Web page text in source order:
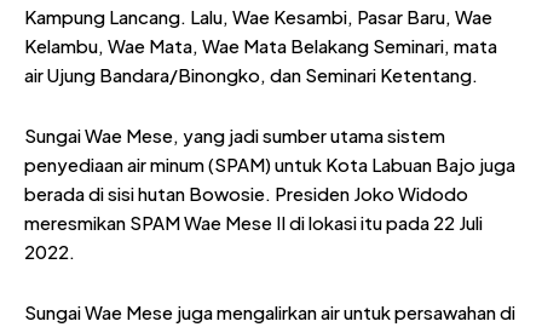
Kampung Lancang. Lalu, Wae Kesambi, Pasar Baru, Wae
Kelambu, Wae Mata, Wae Mata Belakang Seminari, mata
air Ujung Bandara/Binongko, dan Seminari Ketentang.
Sungai Wae Mese, yang jadi sumber utama sistem
penyediaan air minum (SPAM) untuk Kota Labuan Bajo juga
berada di sisi hutan Bowosie. Presiden Joko Widodo
meresmikan SPAM Wae Mese II di lokasi itu pada 22 Juli
2022.
Sungai Wae Mese juga mengalirkan air untuk persawahan di